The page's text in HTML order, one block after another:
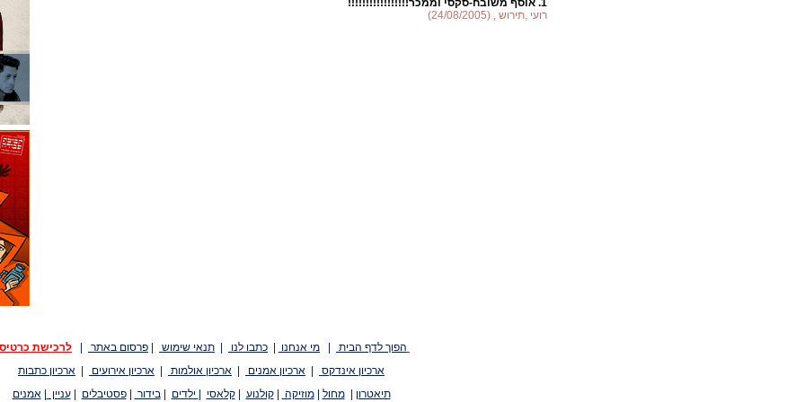
1. אוסף משובח-סקסי וממכר!!!!!!!!!!!!!!!!!
רועי ,תירוש , (24/08/2005)
הפוך לדף הבית מי אנחנו כתבו לנו תנאי שימוש פרסום באתר
לרכישת
ארכיון אינדקס
ארכיון אמנים ארכיון אולמות ארכיון אירועים
ארכיון כתבות
תיאטרון
|מחול |מוזיקה |קולנוע |קלאסי ילדים |בידור |פסטיבלים |עניין |אמנים